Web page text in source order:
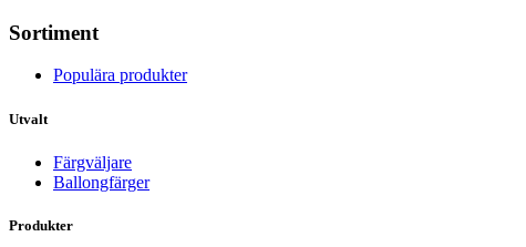
Sortiment
Populära produkter
Utvalt
Färgväljare
Ballongfärger
Produkter